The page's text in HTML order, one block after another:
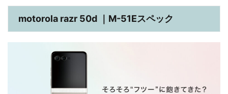
motorola razr 50d ｜M-51Eスペック